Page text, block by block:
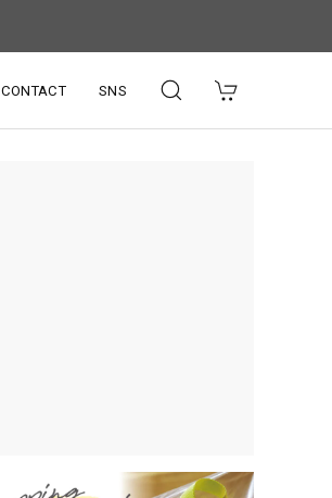
CONTACT SNS